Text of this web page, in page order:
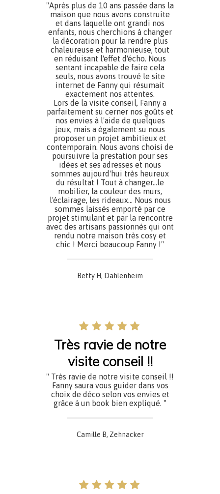
"Après plus de 10 ans passée dans la
maison que nous avons construite
et dans laquelle ont grandi nos
enfants, nous cherchions à changer
la décoration pour la rendre plus
chaleureuse et harmonieuse, tout
en réduisant l'effet d'écho. Nous
sentant incapable de faire cela
seuls, nous avons trouvé le site
internet de Fanny qui résumait
exactement nos attentes.
Lors de la visite conseil, Fanny a
parfaitement su cerner nos goûts et
nos envies à l'aide de quelques
jeux, mais a également su nous
proposer un projet ambitieux et
contemporain. Nous avons choisi de
poursuivre la prestation pour ses
idées et ses adresses et nous
sommes aujourd'hui très heureux
du résultat ! Tout à changer...le
mobilier, la couleur des murs,
l'éclairage, les rideaux... Nous nous
sommes laissés emporté par ce
projet stimulant et par la rencontre
avec des artisans passionnés qui ont
rendu notre maison très cosy et
chic ! Merci beaucoup Fanny !"
Betty H, Dahlenheim
Très ravie de notre
visite conseil !!
" Très ravie de notre visite conseil !!
Fanny saura vous guider dans vos
choix de déco selon vos envies et
grâce à un book bien expliqué. "
Camille B, Zehnacker